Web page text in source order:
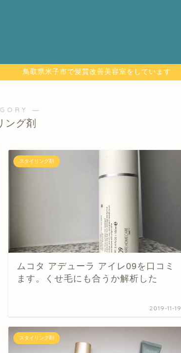
鳥取県米子市で髪質改善美容室をしています
―
ング剤
スタイリング剤
ムコタ アデューラ アイレ09を口コミ
ます。くせ毛にも合うか解析した
2019-11-19
スタイリング剤